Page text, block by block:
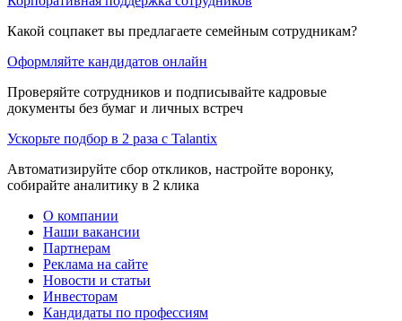
Какой соцпакет вы предлагаете семейным сотрудникам?
Оформляйте кандидатов онлайн
Проверяйте сотрудников и подписывайте кадровые
документы без бумаг и личных встреч
Ускорьте подбор в 2 раза с Talantix
Автоматизируйте сбор откликов, настройте воронку,
собирайте аналитику в 2 клика
О компании
Наши вакансии
Партнерам
Реклама на сайте
Новости и статьи
Инвесторам
Кандидаты по профессиям